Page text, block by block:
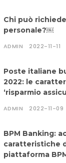
Chi può
personale?￼
ADMIN 2022-11-11
Poste italiane
2022: le
‘risparmio
ADMIN 2022-11-09
BPM Banking:
caratteristiche
piattaforma